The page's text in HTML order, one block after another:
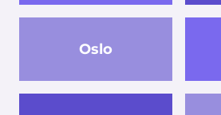
Oslo